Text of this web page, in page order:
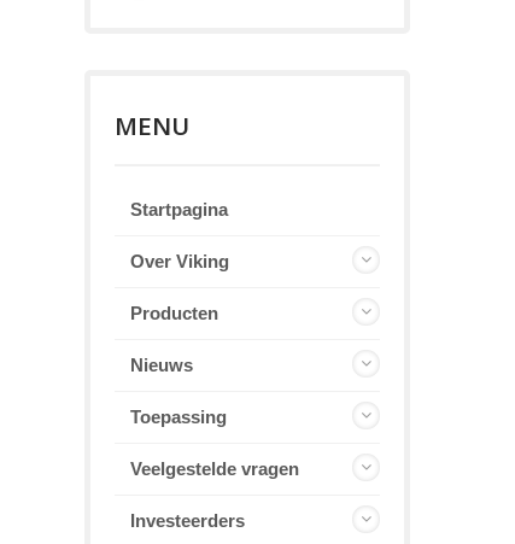
MENU
Startpagina
Over Viking
Producten
Nieuws
Toepassing
Veelgestelde vragen
Investeerders